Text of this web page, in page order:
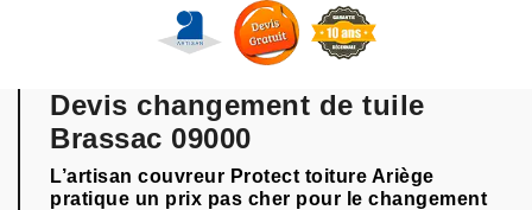
Devis changement de tuile
Brassac 09000
L’artisan couvreur Protect toiture Ariège
pratique un prix pas cher pour le changement